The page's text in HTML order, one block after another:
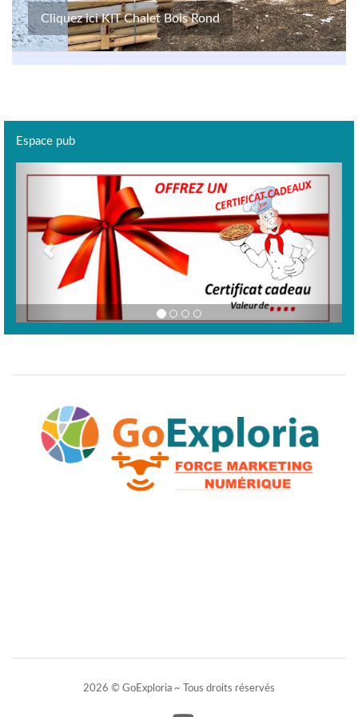
Cliquez ici KIT Chalet Bois Rond
Espace pub
2026 © GoExploria ~ Tous droits réservés